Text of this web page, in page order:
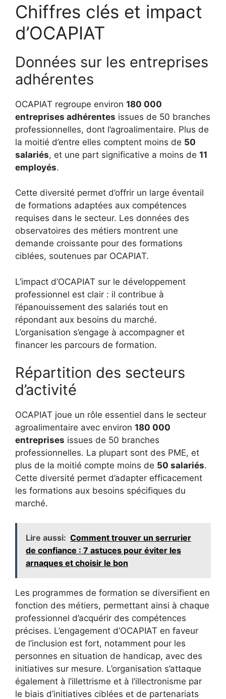
Chiffres clés et impact
d’OCAPIAT
Données sur les entreprises
adhérentes
OCAPIAT regroupe environ 180 000
entreprises adhérentes issues de 50 branches
professionnelles, dont l’agroalimentaire. Plus de
la moitié d’entre elles comptent moins de 50
salariés, et une part significative a moins de 11
employés.
Cette diversité permet d’offrir un large éventail
de formations adaptées aux compétences
requises dans le secteur. Les données des
observatoires des métiers montrent une
demande croissante pour des formations
ciblées, soutenues par OCAPIAT.
L’impact d’OCAPIAT sur le développement
professionnel est clair : il contribue à
l’épanouissement des salariés tout en
répondant aux besoins du marché.
L’organisation s’engage à accompagner et
financer les parcours de formation.
Répartition des secteurs
d’activité
OCAPIAT joue un rôle essentiel dans le secteur
agroalimentaire avec environ 180 000
entreprises issues de 50 branches
professionnelles. La plupart sont des PME, et
plus de la moitié compte moins de 50 salariés.
Cette diversité permet d’adapter efficacement
les formations aux besoins spécifiques du
marché.
Lire aussi: Comment trouver un serrurier
de confiance : 7 astuces pour éviter les
arnaques et choisir le bon
Les programmes de formation se diversifient en
fonction des métiers, permettant ainsi à chaque
professionnel d’acquérir des compétences
précises. L’engagement d’OCAPIAT en faveur
de l’inclusion est fort, notamment pour les
personnes en situation de handicap, avec des
initiatives sur mesure. L’organisation s’attaque
également à l’illettrisme et à l’illectronisme par
le biais d’initiatives ciblées et de partenariats